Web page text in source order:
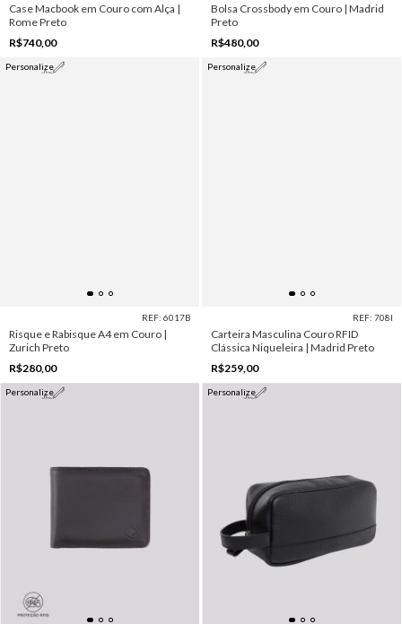
Case Macbook em Couro com Alça |
Rome Preto
R$740,00
Bolsa Crossbody em Couro | Madrid
Preto
R$480,00
Personalize
REF: 6017B
Risque e Rabisque A4 em Couro |
Zurich Preto
R$280,00
Personalize
REF: 708I
Carteira Masculina Couro RFID
Clássica Niqueleira | Madrid Preto
R$259,00
Personalize Personalize